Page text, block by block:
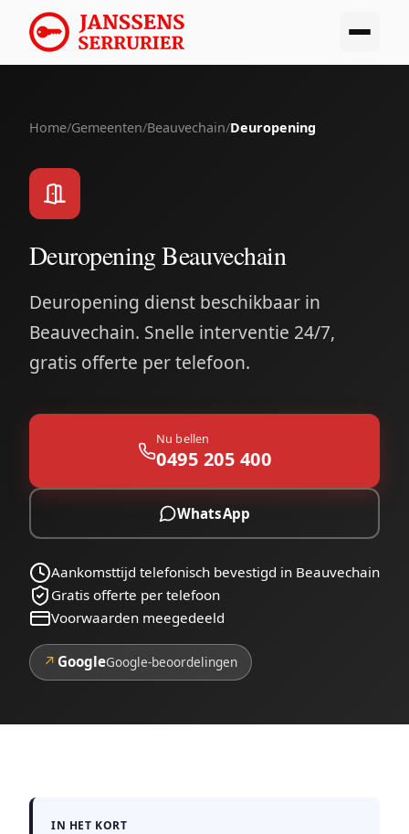
Home/Gemeenten/Beauvechain/Deuropening
Deuropening Beauvechain
Deuropening dienst beschikbaar in
Beauvechain. Snelle interventie 24/7,
gratis offerte per telefoon.
Nu bellen
0495 205 400
WhatsApp
Aankomsttijd telefonisch bevestigd in Beauvechain
Gratis offerte per telefoon
Voorwaarden meegedeeld
↗ GoogleGoogle-beoordelingen
IN HET KORT